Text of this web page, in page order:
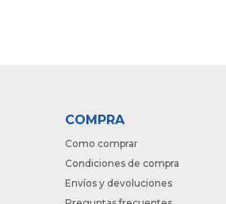
COMPRA
Como comprar
Condiciones de compra
Envíos y devoluciones